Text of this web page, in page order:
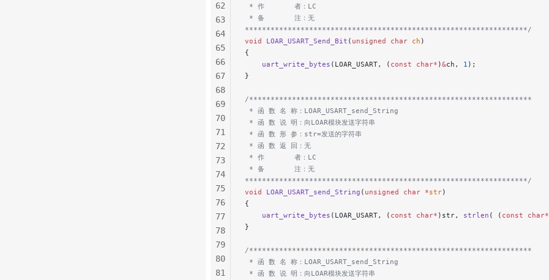
* 作       者：LC
* 备       注：无
******************************************************************/
void
LOAR_USART_Send_Bit ( unsigned char ch )
{
    uart_write_bytes
(LOAR_USART, ( const char* )&ch, 1 );
}
/******************************************************************
* 函 数 名 称：LOAR_USART_send_String
* 函 数 说 明：向LOAR模块发送字符串
* 函 数 形 参：str=发送的字符串
* 函 数 返 回：无
* 作       者：LC
* 备       注：无
******************************************************************/
void
LOAR_USART_send_String ( unsigned char *str)
{
    uart_write_bytes
(LOAR_USART, ( const char* )str, strlen ( ( const char*
}
/******************************************************************
* 函 数 名 称：LOAR_USART_send_String
* 函 数 说 明：向LOAR模块发送字符串
62
63
64
65
66
67
68
69
70
71
72
73
74
75
76
77
78
79
80
81